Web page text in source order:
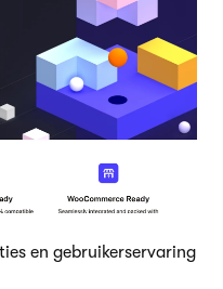
en gebruikerservaring